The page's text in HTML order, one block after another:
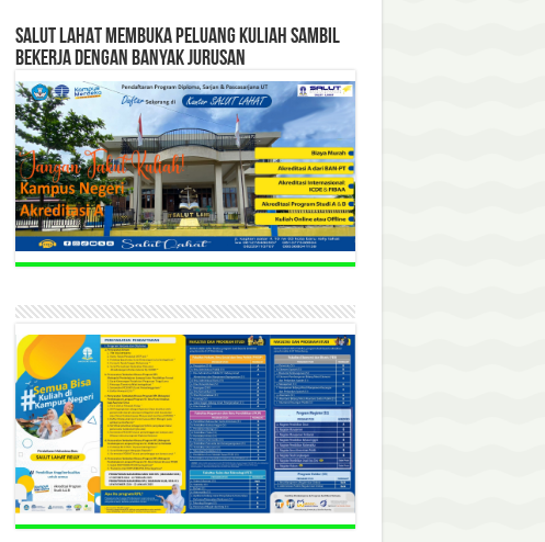
SALUT LAHAT MEMBUKA PELUANG KULIAH SAMBIL
BEKERJA DENGAN BANYAK JURUSAN